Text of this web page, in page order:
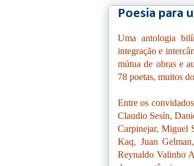
Poesia para
Uma antologia
integração e
mútua de obras e
78 poetas, muitos
Entre os
Claudio Sesín,
Carpinejar, Miguel
Kaq, Juan
Reynaldo Valinho